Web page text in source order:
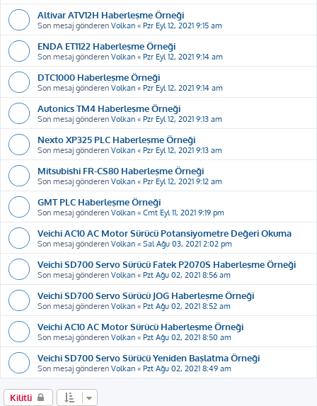
Altivar ATV12H Haberleşme Örneği
Son mesaj gönderen Volkan « Pzr Eyl 12, 2021 9:15 am
ENDA ET1122 Haberleşme Örneği
Son mesaj gönderen Volkan « Pzr Eyl 12, 2021 9:14 am
DTC1000 Haberleşme Örneği
Son mesaj gönderen Volkan « Pzr Eyl 12, 2021 9:14 am
Autonics TM4 Haberleşme Örneği
Son mesaj gönderen Volkan « Pzr Eyl 12, 2021 9:13 am
Nexto XP325 PLC Haberleşme Örneği
Son mesaj gönderen Volkan « Pzr Eyl 12, 2021 9:13 am
Mitsubishi FR-CS80 Haberleşme Örneği
Son mesaj gönderen Volkan « Pzr Eyl 12, 2021 9:12 am
GMT PLC Haberleşme Örneği
Son mesaj gönderen Volkan « Cmt Eyl 11, 2021 9:19 pm
Veichi AC10 AC Motor Sürücü Potansiyometre Değeri Okuma
Son mesaj gönderen Volkan « Sal Ağu 03, 2021 2:02 pm
Veichi SD700 Servo Sürücü Fatek P2070S Haberleşme Örneği
Son mesaj gönderen Volkan « Pzt Ağu 02, 2021 8:56 am
Veichi SD700 Servo Sürücü JOG Haberleşme Örneği
Son mesaj gönderen Volkan « Pzt Ağu 02, 2021 8:52 am
Veichi AC10 AC Motor Sürücü Haberleşme Örneği
Son mesaj gönderen Volkan « Pzt Ağu 02, 2021 8:50 am
Veichi SD700 Servo Sürücü Yeniden Başlatma Örneği
Son mesaj gönderen Volkan « Pzt Ağu 02, 2021 8:49 am
Kilitli